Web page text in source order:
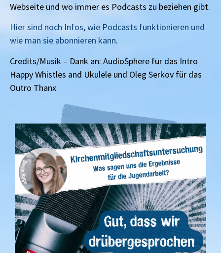
Webseite und wo immer es Podcasts zu beziehen gibt.
Hier sind noch Infos, wie Podcasts funktionieren und
wie man sie abonnieren kann.
Credits/Musik – Dank an: AudioSphere für das Intro
Happy Whistles and Ukulele und Oleg Serkov für das
Outro Thanx